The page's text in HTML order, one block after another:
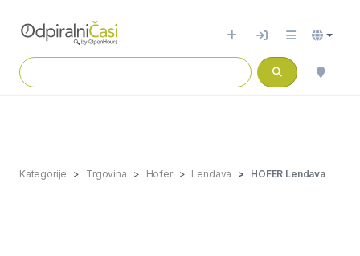
Kategorije Trgovina Hofer Lendava HOFER Lendava